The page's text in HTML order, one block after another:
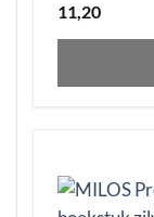
11,20